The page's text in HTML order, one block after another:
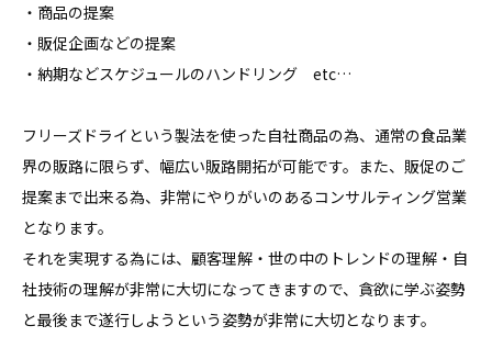
・商品の提案
・販促企画などの提案
・納期などスケジュールのハンドリング　etc…
フリーズドライという製法を使った自社商品の為、通常の食品業
界の販路に限らず、幅広い販路開拓が可能です。また、販促のご
提案まで出来る為、非常にやりがいのあるコンサルティング営業
となります。
それを実現する為には、顧客理解・世の中のトレンドの理解・自
社技術の理解が非常に大切になってきますので、貪欲に学ぶ姿勢
と最後まで遂行しようという姿勢が非常に大切となります。